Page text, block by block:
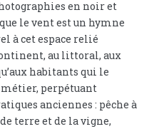
en noir et
le vent est un hymne
à cet espace relié
au littoral, aux
habitants qui le
perpétuant
anciennes : pêche à
terre et de la vigne,